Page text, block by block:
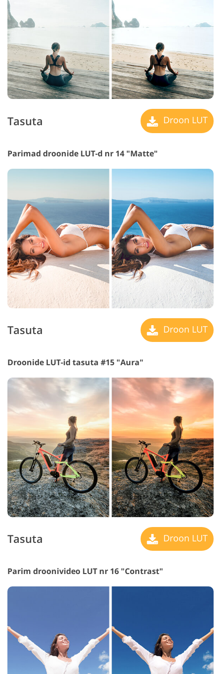
Tasuta Droon LUT
Parimad droonide LUT-d nr 14 "Matte"
Tasuta Droon LUT
Droonide LUT-id tasuta #15 "Aura"
Tasuta Droon LUT
Parim droonivideo LUT nr 16 "Contrast"